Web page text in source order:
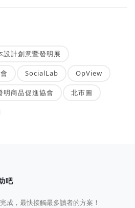
設計創意暨發明展
SocialLab OpView
明商品促進協會 北市圖
吧
成，最快接觸最多讀者的方案！